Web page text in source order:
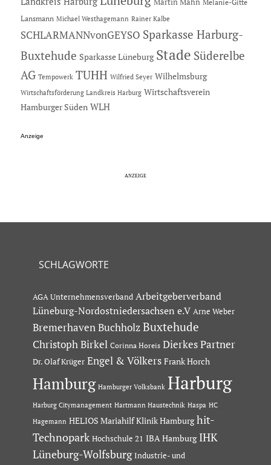
Melanie-Gitte
Lansmann Michael Westhagemann Rainer Kalbe
SCHLARMANNvonGEYSO Sparkasse Harburg-
Buxtehude Sparkasse Lüneburg Stade Süderelbe
AG Tempowerk TUHH Wilfried Seyer Wilhelmsburg
Wirtschaftsförderung Landkreis Harburg Wirtschaftsverein
Hamburger Süden WLH
Anzeige
SCHLAGWORTE
AGA Unternehmensverband Arbeitgeberverband
Lüneburg-Nordostniedersachsen e.V Arne Weber
Bremerhaven Buchholz Buxtehude
Christoph Birkel Corinna Horeis Dierkes Partner
Dr. Olaf Krüger Engel & Völkers Frank Horch
Hamburg Hamburger Volksbank Harburg
Harburg Citymanagement Hartmann Haustechnik Haspa HC
Hagemann HELIOS Mariahilf Klinik Hamburg hit-
Technopark Hochschule 21 IBA Hamburg IHK
Lüneburg-Wolfsburg Industrie- und